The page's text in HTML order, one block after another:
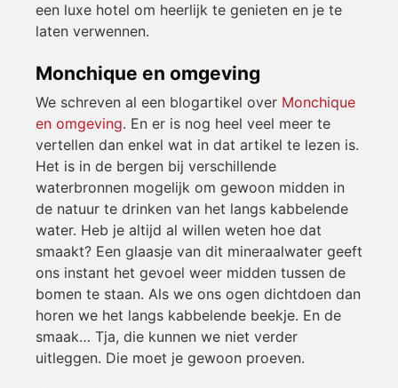
een luxe hotel om heerlijk te genieten en je te
laten verwennen.
Monchique en omgeving
We schreven al een blogartikel over Monchique
en omgeving. En er is nog heel veel meer te
vertellen dan enkel wat in dat artikel te lezen is.
Het is in de bergen bij verschillende
waterbronnen mogelijk om gewoon midden in
de natuur te drinken van het langs kabbelende
water. Heb je altijd al willen weten hoe dat
smaakt? Een glaasje van dit mineraalwater geeft
ons instant het gevoel weer midden tussen de
bomen te staan. Als we ons ogen dichtdoen dan
horen we het langs kabbelende beekje. En de
smaak… Tja, die kunnen we niet verder
uitleggen. Die moet je gewoon proeven.